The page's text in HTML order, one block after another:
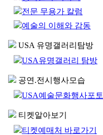
전문 무용가 칼럼
예술의 이해와 감동
USA 유명갤러리탐방
USA유명갤러리 탐방
공연.전시행사모습
USA예술문화행사포토
티켓알아보기
티켓예매처 바로가기